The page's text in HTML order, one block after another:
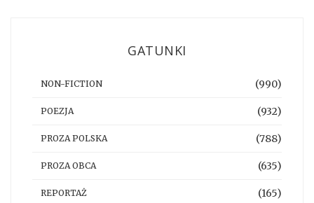
GATUNKI
NON-FICTION (990)
POEZJA (932)
PROZA POLSKA (788)
PROZA OBCA (635)
REPORTAŻ (165)